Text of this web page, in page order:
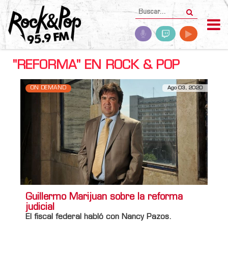
"REFORMA" EN ROCK & POP
ON DEMAND Ago 03, 2020
Guillermo Marijuan sobre la reforma
judicial
El fiscal federal habló con Nancy Pazos.